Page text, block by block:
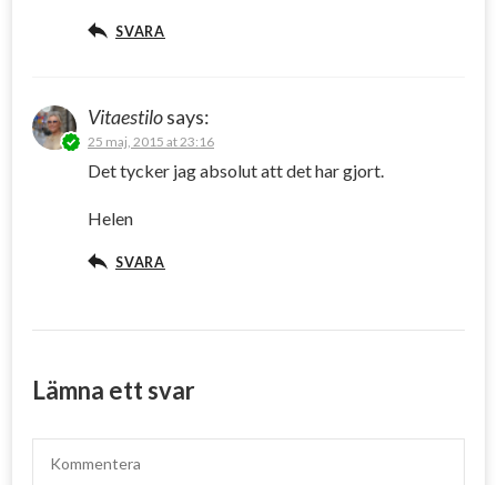
SVARA
Vitaestilosays:
25 maj, 2015 at 23:16
Det tycker jag absolut att det har gjort.
Helen
SVARA
Lämna ett svar